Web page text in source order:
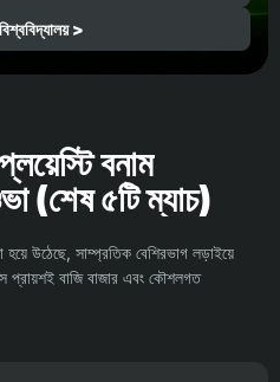
>
বনাম
(শেষ ৫টি ম্যাচ)
উঠেছে, সাম্প্রতিক বেশিরভাগ লড়াইয়ে
প্রায়শই বাজি বাজার এবং কৌশলগত